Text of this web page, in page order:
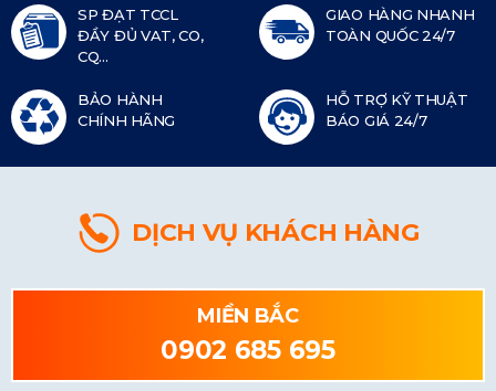
SP ĐẠT TCCL
ĐẦY ĐỦ VAT, CO,
CQ...
GIAO HÀNG NHANH
TOÀN QUỐC 24/7
BẢO HÀNH
CHÍNH HÃNG
HỖ TRỢ KỸ THUẬT
BÁO GIÁ 24/7
DỊCH VỤ KHÁCH HÀNG
MIỀN BẮC
0902 685 695